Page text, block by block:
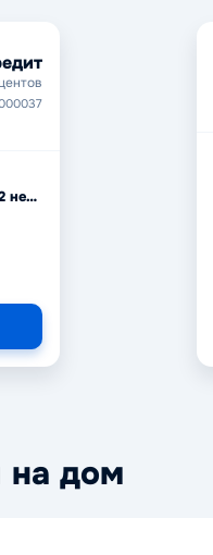
От 5 дней до 52 недель
на дом